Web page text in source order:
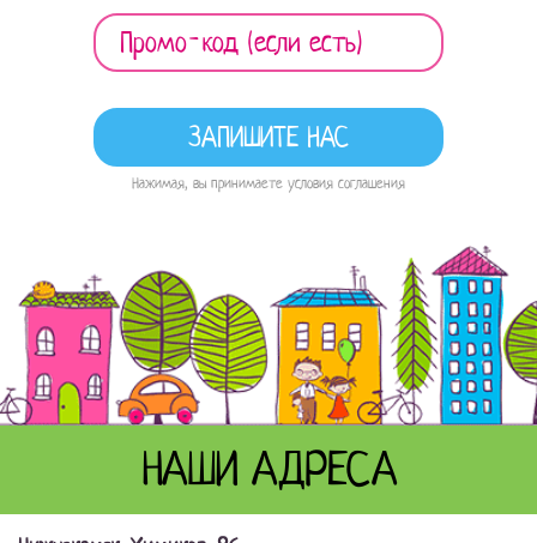
Нажимая, вы принимаете условия соглашения
НАШИ АДРЕСА